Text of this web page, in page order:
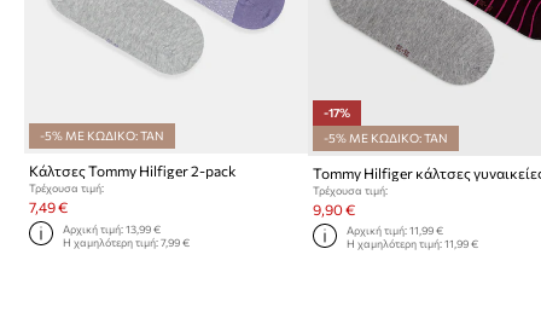
-5% ΜΕ ΚΩΔΙΚΟ: TAN
Κάλτσες Tommy Hilfiger 2-pack
Τρέχουσα τιμή:
7,49 €
Αρχική τιμή:13,99 €
Η χαμηλότερη τιμή:7,99 €
-17%
-5% ΜΕ ΚΩΔΙΚΟ: TAN
Τρέχουσα τιμή:
9,90 €
Αρχική τιμή: 11,99 €
Η χαμηλότερη τιμή: 11,99 €